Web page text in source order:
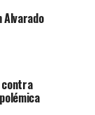
Alvarado
contra